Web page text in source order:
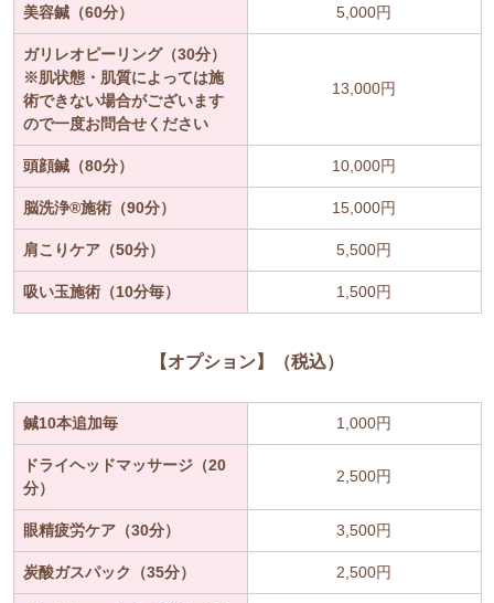
美容鍼（60分） 5,000円
ガリレオピーリング（30分）
※肌状態・肌質によっては施
術できない場合がございます
ので一度お問合せください
13,000円
頭顔鍼（80分） 10,000円
脳洗浄®施術（90分） 15,000円
肩こりケア（50分） 5,500円
吸い玉施術（10分毎） 1,500円
【オプション】（税込）
鍼10本追加毎 1,000円
ドライヘッドマッサージ（20
分）
2,500円
眼精疲労ケア（30分） 3,500円
炭酸ガスパック（35分） 2,500円